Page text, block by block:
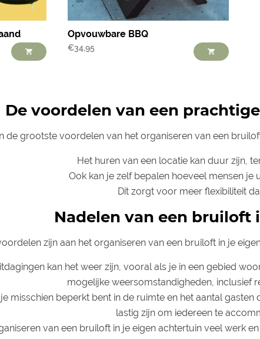
Opvouwbare BBQ
€34,95
De voordelen van een
de grootste voordelen van het organiseren van een
Het huren van een locatie kan duur zijn,
Ook kan je zelf bepalen hoeveel mensen je
Dit zorgt voor meer flexibiliteit
Nadelen van een bruiloft
zijn aan het organiseren van een bruiloft in je
kan het weer zijn, vooral als je in een gebied
mogelijke weersomstandigheden, inclusief
misschien beperkt bent in de ruimte en het aantal
lastig zijn om iedereen te
van een bruiloft in je eigen achtertuin veel werk